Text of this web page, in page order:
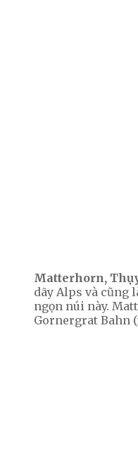
Matterhorn,
dãy Alps và cũng
ngọn núi này.
Gornergrat Bahn